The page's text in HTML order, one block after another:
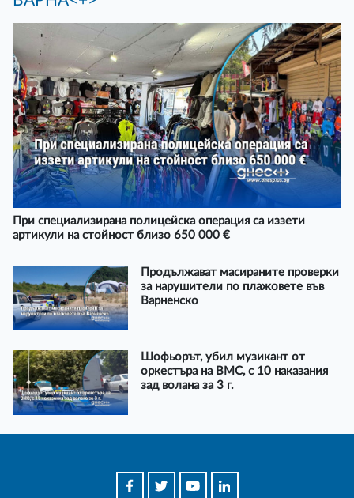
При специализирана полицейска операция са иззети
артикули на стойност близо 650 000 €
Продължават масираните проверки
за нарушители по плажовете във
Варненско
Шофьорът, убил музикант от
оркестъра на ВМС, с 10 наказания
зад волана за 3 г.